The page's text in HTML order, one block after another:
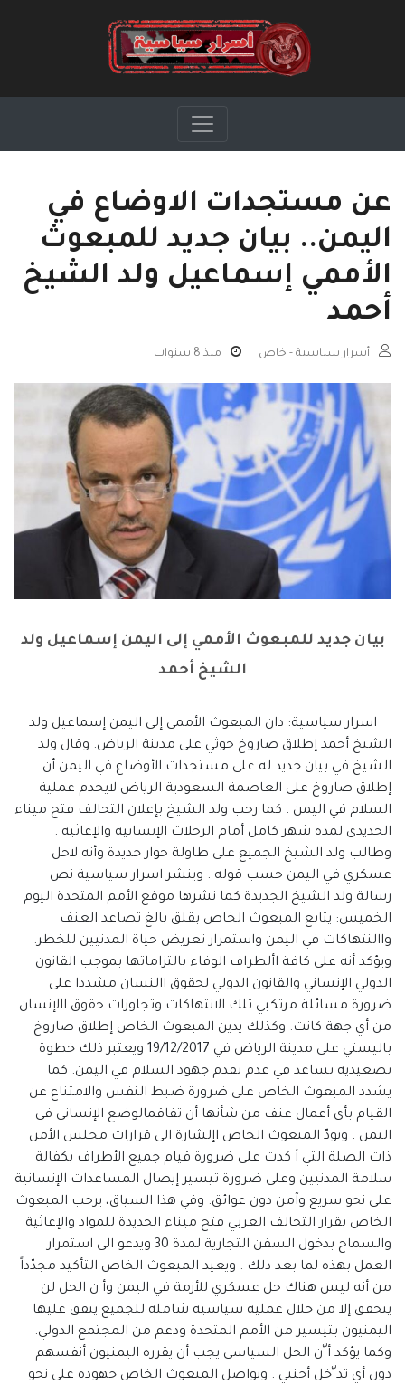
عن مستجدات الاوضاع في
اليمن.. بيان جديد للمبعوث
الأممي إسماعيل ولد الشيخ
أحمد
أسرار سياسية - خاص منذ 8 سنوات
بيان جديد للمبعوث الأممي إلى اليمن إسماعيل ولد
الشيخ أحمد
اسرار سياسية: دان المبعوث الأممي إلى اليمن إسماعيل ولد
الشيخ أحمد إطلاق صاروخ حوثي على مدينة الرياض. وقال ولد
الشيخ في بيان جديد له على مستجدات الأوضاع في اليمن أن
إطلاق صاروخ على العاصمة السعودية الرياض لايخدم عملية
السلام في اليمن . كما رحب ولد الشيخ بإعلان التحالف فتح ميناء
الحديدى لمدة شهر كامل أمام الرحلات الإنسانية والإغاثية .
وطالب ولد الشيخ الجميع على طاولة حوار جديدة وأنه لاحل
عسكري في اليمن حسب قوله . وينشر اسرار سياسية نص
رسالة ولد الشيخ الجديدة كما نشرها موقع الأمم المتحدة اليوم
الخميس: يتابع المبعوث الخاص بقلق بالغ تصاعد العنف
واالنتهاكات في اليمن واستمرار تعريض حياة المدنيين للخطر.
ويؤكد أنه على كافة األطراف الوفاء بالتزاماتها بموجب القانون
الدولي الإنساني والقانون الدولي لحقوق االنسان مشددا على
ضرورة مسائلة مرتكبي تلك الانتهاكات وتجاوزات حقوق االإنسان
من أي جهة كانت. وكذلك يدين المبعوث الخاص إطلاق صاروخ
باليستي على مدينة الرياض في 19/12/2017 ويعتبر ذلك خطوة
تصعيدية تساعد في عدم تقدم جهود السلام في اليمن. كما
يشدد المبعوث الخاص على ضرورة ضبط النفس والامتناع عن
القيام بأي أعمال عنف من شأنها أن تفاقمالوضع الإنساني في
اليمن . ويودّ المبعوث الخاص اإلشارة الى قرارات مجلس الأمن
ذات الصلة التي أ كدت على ضرورة قيام جميع الأطراف بكفالة
سلامة المدنيين وعلى ضرورة تيسير إيصال المساعدات الإنسانية
على نحو سريع وآمن دون عوائق. وفي هذا السياق، يرحب المبعوث
الخاص بقرار التحالف العربي فتح ميناء الحديدة للمواد والإغاثية
والسماح بدخول السفن التجارية لمدة 30 ويدعو الى استمرار
العمل بهذه لما بعد ذلك . ويعيد المبعوث الخاص التأكيد مجدّداً
من أنه ليس هناك حل عسكري للأزمة في اليمن وأ ن الحل لن
يتحقق إلا من خلال عملية سياسية شاملة للجميع يتفق عليها
اليمنيون بتيسير من الأمم المتحدة ودعم من المجتمع الدولي.
وكما يؤكد أ ّن الحل السياسي يجب أن يقرره اليمنيون أنفسهم
دون أي تد ّخل أجنبي . ويواصل المبعوث الخاص جهوده على نحو